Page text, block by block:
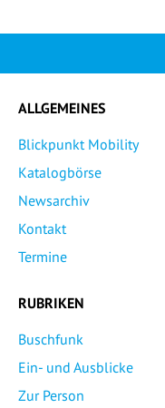
ALLGEMEINES
Blickpunkt Mobility
Katalogbörse
Newsarchiv
Kontakt
Termine
RUBRIKEN
Buschfunk
Ein- und Ausblicke
Zur Person